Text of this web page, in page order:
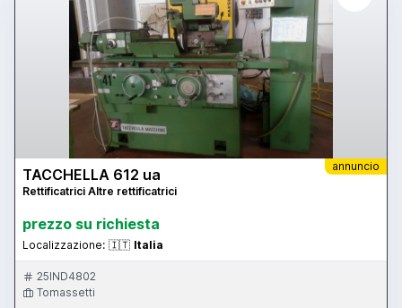
annuncio
TACCHELLA 612 ua
Rettificatrici Altre rettificatrici
prezzo su richiesta
Localizzazione: 🇮🇹 Italia
25IND4802
Tomassetti